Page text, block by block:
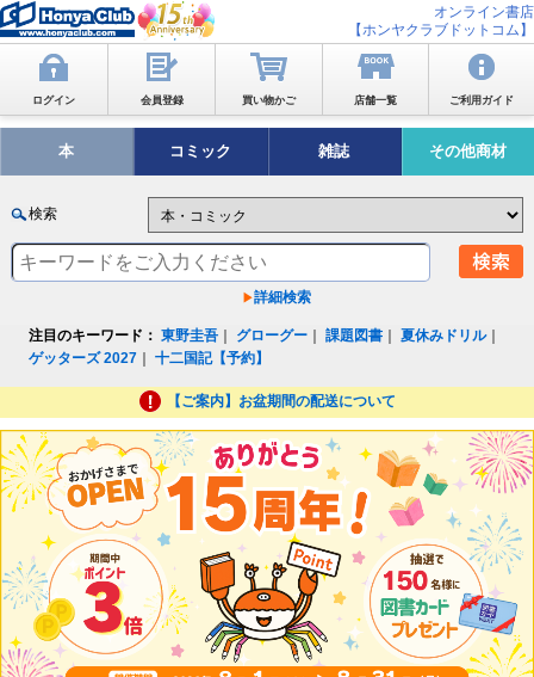
オンライン書店
【ホンヤクラブドットコム】
ログイン 会員登録 買い物かご 店舗一覧 ご利用ガイド
本 コミック 雑誌 その他商材
検索
詳細検索
注目のキーワード： 東野圭吾 グローグー ｜課題図書 ｜夏休みドリル｜
ゲッターズ 2027 ｜十二国記【予約】
【ご案内】お盆期間の配送について